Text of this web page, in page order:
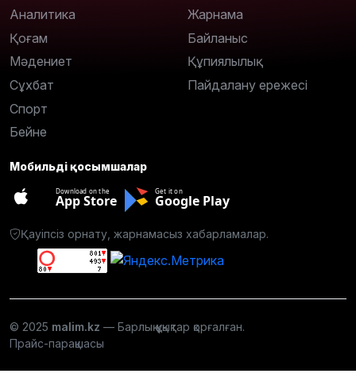
Аналитика
Қоғам
Мәдениет
Сұхбат
Спорт
Бейне
Жарнама
Байланыс
Құпиялылық
Пайдалану ережесі
Мобильді қосымшалар
Download on the
App Store
Get it on
Google Play
Қауіпсіз орнату, жарнамасыз хабарламалар.
© 2025 malim.kz — Барлық құқықтар қорғалған.
Прайс-парақшасы